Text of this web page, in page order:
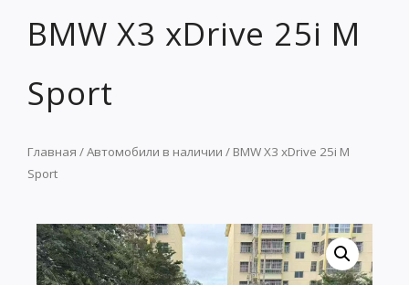
BMW X3 xDrive 25i M
Sport
Главная /Автомобили в наличии / BMW X3 xDrive 25i M
Sport